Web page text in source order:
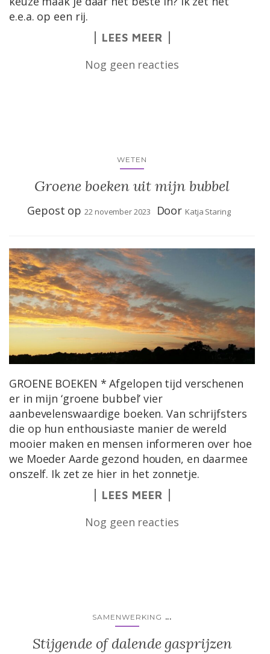
e.e.a. op een rij.
LEES MEER
Nog geen reacties
WETEN
Groene boeken uit mijn bubbel
Gepost op22 november 2023 Door Katja Staring
GROENE BOEKEN * Afgelopen tijd verschenen
er in mijn ‘groene bubbel’ vier
aanbevelenswaardige boeken. Van schrijfsters
die op hun enthousiaste manier de wereld
mooier maken en mensen informeren over hoe
we Moeder Aarde gezond houden, en daarmee
onszelf. Ik zet ze hier in het zonnetje.
LEES MEER
Nog geen reacties
SAMENWERKING ...
Stijgende of dalende gasprijzen